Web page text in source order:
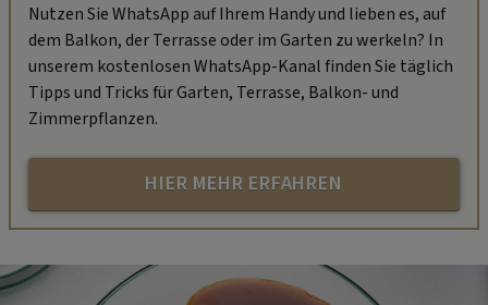
Nutzen Sie WhatsApp auf Ihrem Handy und lieben es, auf
dem Balkon, der Terrasse oder im Garten zu werkeln? In
unserem kostenlosen WhatsApp-Kanal finden Sie täglich
Tipps und Tricks für Garten, Terrasse, Balkon- und
Zimmerpflanzen.
HIER MEHR ERFAHREN